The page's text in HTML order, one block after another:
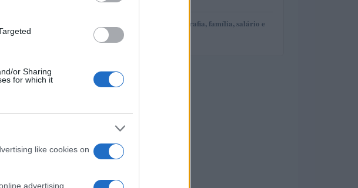
or Sharing
for which it
like cookies on
advertising
Pix
ele valeria
5
David Ortiz: biografia, família, salário e